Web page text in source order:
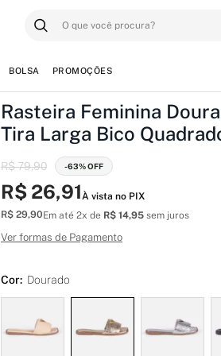
BOLSA PROMOÇÕES
Rasteira Feminina
Tira Larga Bico
R$ 79,90 -63% OFF
R$ 26,91À vista no PIX
R$ 29,90Em até 2x de R$ 14,95sem juros
Ver formas de Pagamento
Cor: Dourado